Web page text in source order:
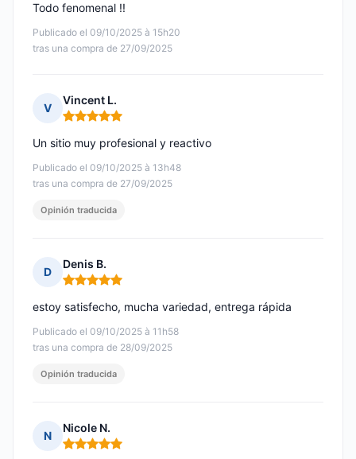
Publicado el 09/10/2025 à 15h20
tras una compra de 27/09/2025
Todo fenomenal !!
V
Vincent L.
Nota: 5 de 5
Publicado el 09/10/2025 à 13h48
tras una compra de 27/09/2025
Un sitio muy profesional y reactivo
Opinión traducida
D
Denis B.
Nota: 5 de 5
Publicado el 09/10/2025 à 11h58
tras una compra de 28/09/2025
estoy satisfecho, mucha variedad, entrega rápida
Opinión traducida
N
Nicole N.
Nota: 5 de 5